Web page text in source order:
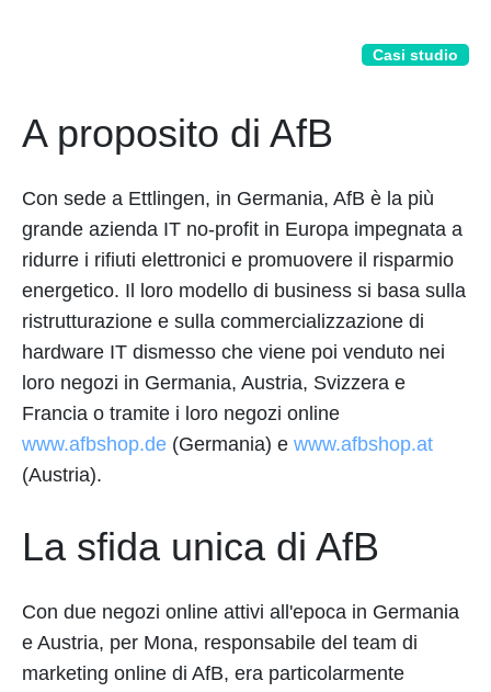
Casi studio
A proposito di AfB
Con sede a Ettlingen, in Germania, AfB è la più
grande azienda IT no-profit in Europa impegnata a
ridurre i rifiuti elettronici e promuovere il risparmio
energetico. Il loro modello di business si basa sulla
ristrutturazione e sulla commercializzazione di
hardware IT dismesso che viene poi venduto nei
loro negozi in Germania, Austria, Svizzera e
Francia o tramite i loro negozi online
www.afbshop.de (Germania) e www.afbshop.at
(Austria).
La sfida unica di AfB
Con due negozi online attivi all'epoca in Germania
e Austria, per Mona, responsabile del team di
marketing online di AfB, era particolarmente